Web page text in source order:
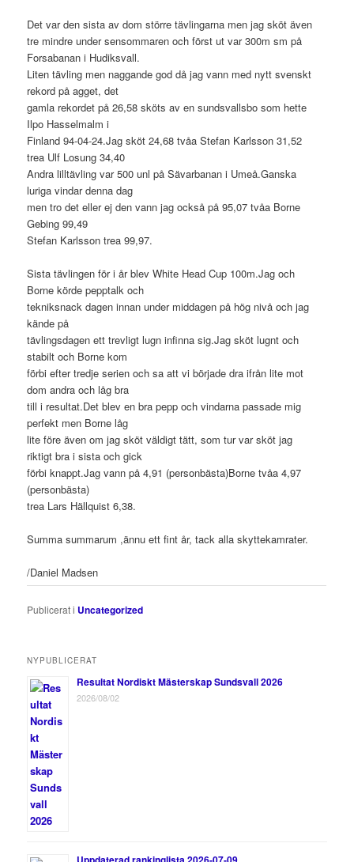
Det var den sista av dom större tävlingarna men jag sköt även
tre mindre under sensommaren och först ut var 300m sm på
Forsabanan i Hudiksvall.
Liten tävling men naggande god då jag vann med nytt svenskt
rekord på agget, det
gamla rekordet på 26,58 sköts av en sundsvallsbo som hette
Ilpo Hasselmalm i
Finland 94-04-24.Jag sköt 24,68 tvåa Stefan Karlsson 31,52
trea Ulf Losung 34,40
Andra lilltävling var 500 unl på Sävarbanan i Umeå.Ganska
luriga vindar denna dag
men tro det eller ej den vann jag också på 95,07 tvåa Borne
Gebing 99,49
Stefan Karlsson trea 99,97.
Sista tävlingen för i år blev White Head Cup 100m.Jag och
Borne körde pepptalk och
tekniksnack dagen innan under middagen på hög nivå och jag
kände på
tävlingsdagen ett trevligt lugn infinna sig.Jag sköt lugnt och
stabilt och Borne kom
förbi efter tredje serien och sa att vi började dra ifrån lite mot
dom andra och låg bra
till i resultat.Det blev en bra pepp och vindarna passade mig
perfekt men Borne låg
lite före även om jag sköt väldigt tätt, som tur var sköt jag
riktigt bra i sista och gick
förbi knappt.Jag vann på 4,91 (personbästa)Borne tvåa 4,97
(personbästa)
trea Lars Hällquist 6,38.
Summa summarum ,ännu ett fint år, tack alla skyttekamrater.
/Daniel Madsen
Publicerat i Uncategorized
NYPUBLICERAT
Resultat Nordiskt Mästerskap Sundsvall 2026
2026/08/02